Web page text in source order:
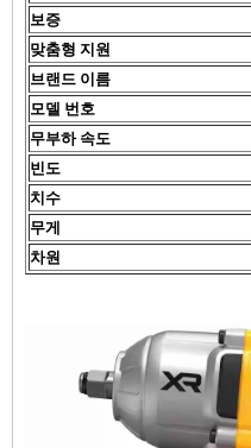
보증
맞춤형 지원
브랜드 이름
모델 번호
무부하 속도
빈도
치수
무게
차원